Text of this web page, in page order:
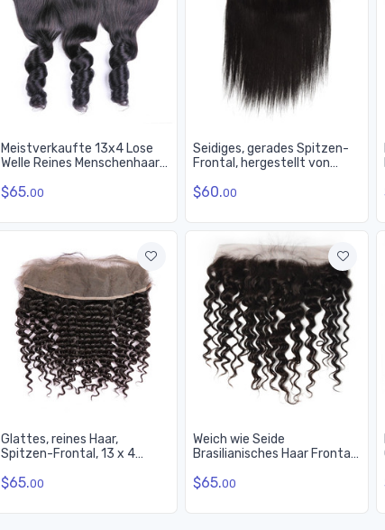
Meistverkaufte 13x4 Lose
Welle Reines Menschenhaar
$65.00
Seidiges, gerades Spitzen-
Frontal, hergestellt von
zum Verkauf 8A
$60.00
Glattes, reines Haar,
Spitzen-Frontal, 13 x 4
$65.00
Weich wie Seide
Brasilianisches Haar Frontal,
13x4 Zoll
$65.00